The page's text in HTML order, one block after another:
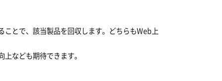
とで、該当製品を回収します。どちらもWeb上
なども期待できます。